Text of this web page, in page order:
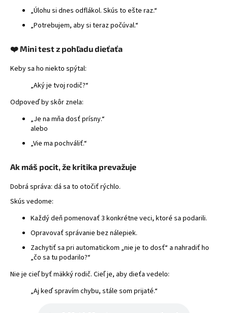
„Úlohu si dnes odflákol. Skús to ešte raz.“
„Potrebujem, aby si teraz počúval.“
❤️ Mini test z pohľadu dieťaťa
Keby sa ho niekto spýtal:
„Aký je tvoj rodič?“
Odpoveď by skôr znela:
„Je na mňa dosť prísny.“
alebo
„Vie ma pochváliť.“
Ak máš pocit, že kritika prevažuje
Dobrá správa: dá sa to otočiť rýchlo.
Skús vedome:
Každý deň pomenovať 3 konkrétne veci, ktoré sa podarili.
Opravovať správanie bez nálepiek.
Zachytiť sa pri automatickom „nie je to dosť“ a nahradiť ho
„čo sa tu podarilo?“
Nie je cieľ byť mäkký rodič. Cieľ je, aby dieťa vedelo:
„Aj keď spravím chybu, stále som prijaté.“